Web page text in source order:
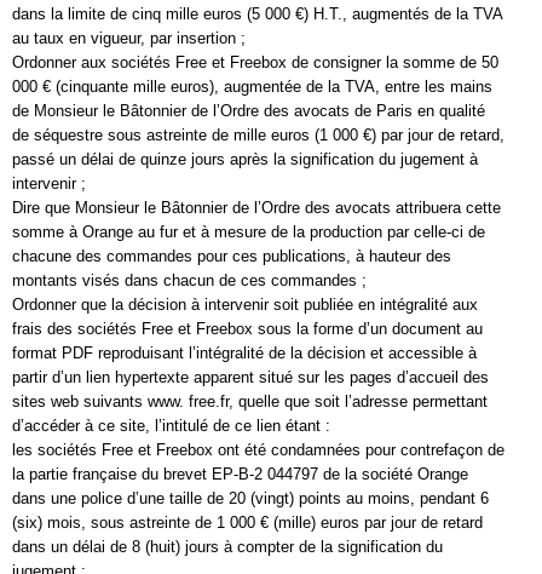
dans la limite de cinq mille euros (5 000 €) H.T., augmentés de la TVA
au taux en vigueur, par insertion ;
Ordonner aux sociétés Free et Freebox de consigner la somme de 50
000 € (cinquante mille euros), augmentée de la TVA, entre les mains
de Monsieur le Bâtonnier de l’Ordre des avocats de Paris en qualité
de séquestre sous astreinte de mille euros (1 000 €) par jour de retard,
passé un délai de quinze jours après la signification du jugement à
intervenir ;
Dire que Monsieur le Bâtonnier de l’Ordre des avocats attribuera cette
somme à Orange au fur et à mesure de la production par celle-ci de
chacune des commandes pour ces publications, à hauteur des
montants visés dans chacun de ces commandes ;
Ordonner que la décision à intervenir soit publiée en intégralité aux
frais des sociétés Free et Freebox sous la forme d’un document au
format PDF reproduisant l’intégralité de la décision et accessible à
partir d’un lien hypertexte apparent situé sur les pages d’accueil des
sites web suivants www. free.fr, quelle que soit l’adresse permettant
d’accéder à ce site, l’intitulé de ce lien étant :
les sociétés Free et Freebox ont été condamnées pour contrefaçon de
la partie française du brevet EP-B-2 044797 de la société Orange
dans une police d’une taille de 20 (vingt) points au moins, pendant 6
(six) mois, sous astreinte de 1 000 € (mille) euros par jour de retard
dans un délai de 8 (huit) jours à compter de la signification du